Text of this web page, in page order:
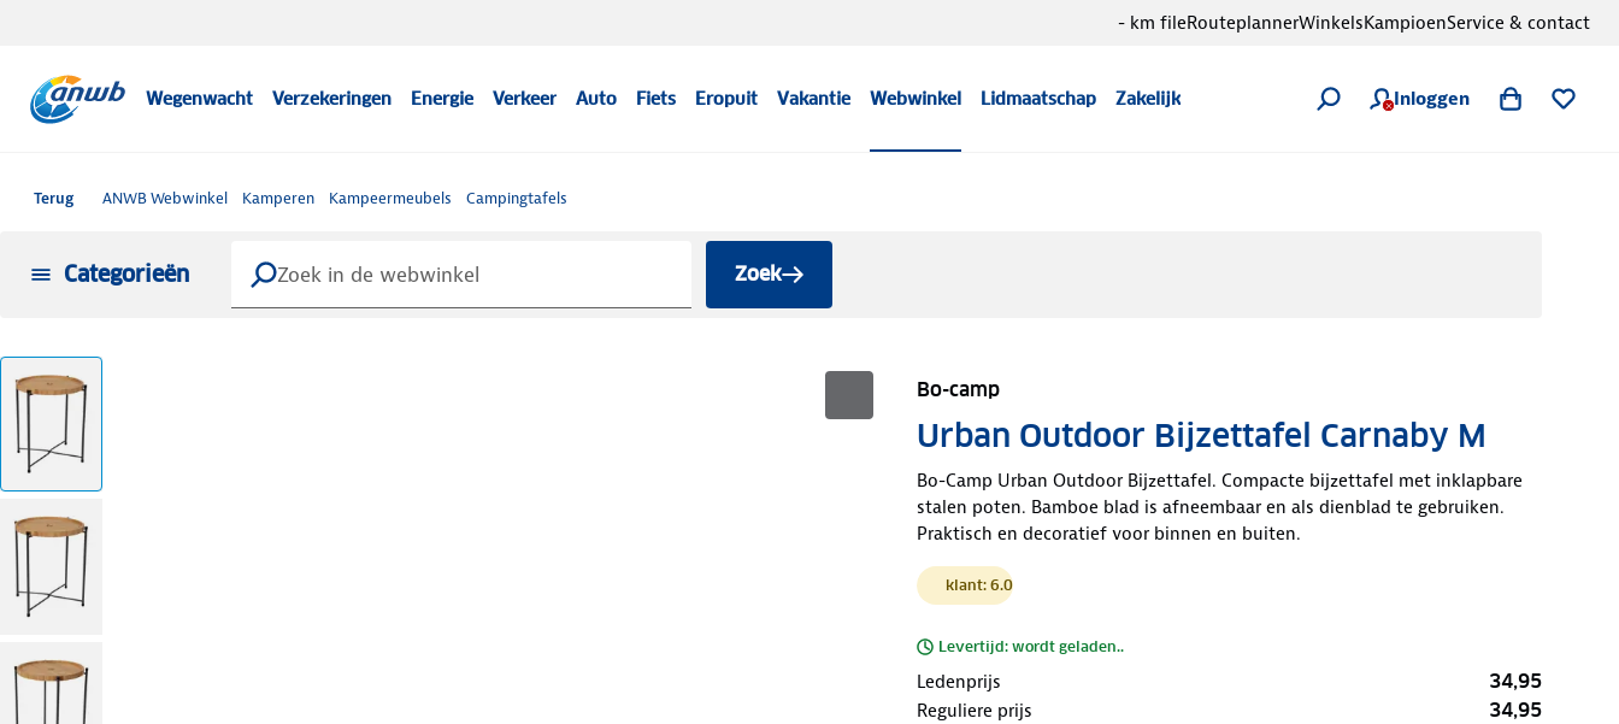
Wegenwacht Verzekeringen Energie Verkeer Auto Fiets Eropuit Vakantie Webwinkel Lidmaatschap Zakelijk Inloggen
- km fileRouteplannerWinkelsKampioenService & contact
Terug ANWB Webwinkel Kamperen Kampeermeubels Campingtafels
Categorieën Zoek
Bo-camp
Urban Outdoor Bijzettafel Carnaby M
Bo-Camp Urban Outdoor Bijzettafel. Compacte bijzettafel met inklapbare
stalen poten. Bamboe blad is afneembaar en als dienblad te gebruiken.
Praktisch en decoratief voor binnen en buiten.
klant: 6.0
Levertijd: wordt geladen..
Ledenprijs 34,95
Reguliere prijs 34,95